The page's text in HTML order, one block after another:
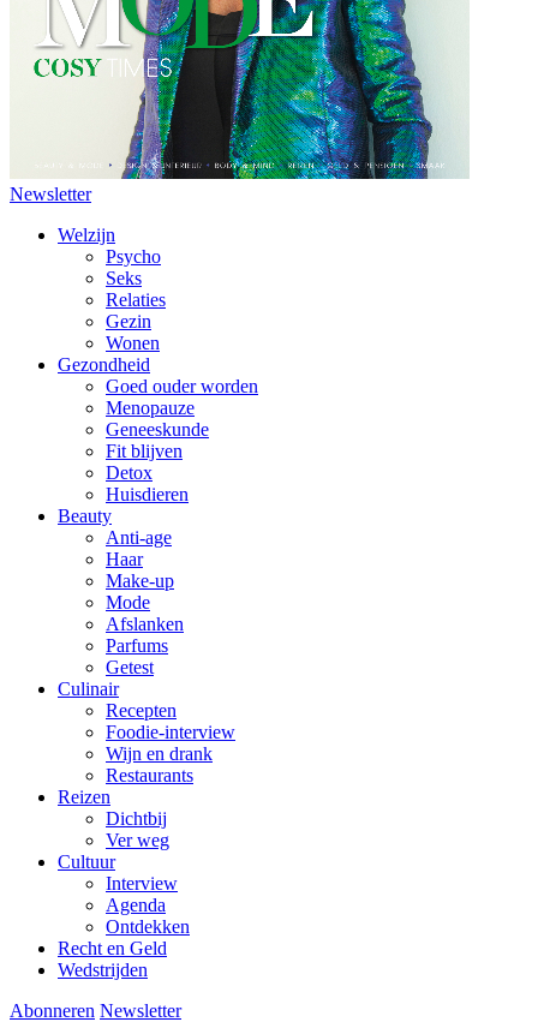
Newsletter
Welzijn
Psycho
Seks
Relaties
Gezin
Wonen
Gezondheid
Goed ouder worden
Menopauze
Geneeskunde
Fit blijven
Detox
Huisdieren
Beauty
Anti-age
Haar
Make-up
Mode
Afslanken
Parfums
Getest
Culinair
Recepten
Foodie-interview
Wijn en drank
Restaurants
Reizen
Dichtbij
Ver weg
Cultuur
Interview
Agenda
Ontdekken
Recht en Geld
Wedstrijden
Abonneren Newsletter